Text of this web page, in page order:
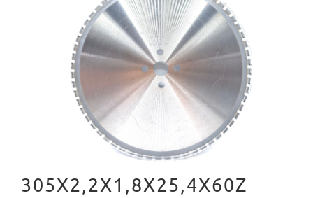
305X2,2X1,8X25,4X60Z